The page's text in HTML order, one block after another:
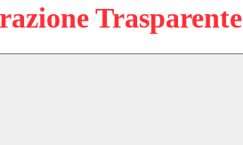
Trasparente